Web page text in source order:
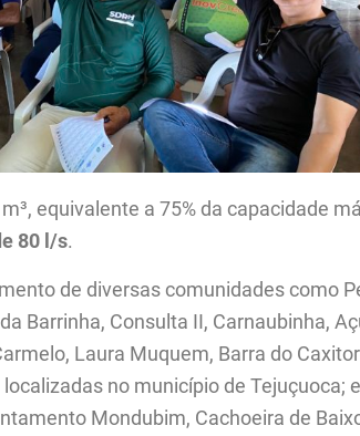
equivalente a 75% da capacidade
80 l/s.
de diversas comunidades como
Barrinha, Consulta II, Carnaubinha,
Laura Muquem, Barra do
no município de Tejuçuoca;
Mondubim, Cachoeira de